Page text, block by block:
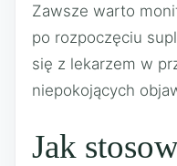
Zawsze warto
po rozpoczęciu
się z lekarzem w
niepokojących
Jak